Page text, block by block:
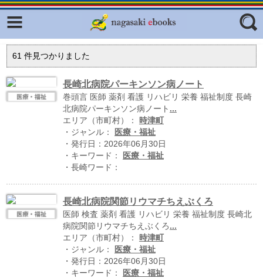
ジャンル
61 件見つかりました
長崎北病院パーキンソン病ノート
巻頭言 医師 薬剤 看護 リハビリ 栄養 福祉制度 長崎
北病院パーキンソン病ノート ...
エリア（市町村）： 時津町
・ジャンル：
医療・福祉
・発行日：2026年06月30日
・キーワード：
医療・福祉
・長崎ワード：
長崎北病院関節リウマチちえぶくろ
医師 検査 薬剤 看護 リハビリ 栄養 福祉制度 長崎北
病院関節リウマチちえぶくろ ...
エリア（市町村）： 時津町
・ジャンル：
医療・福祉
・発行日：2026年06月30日
・キーワード：
医療・福祉
Facebook
ふくいろキラリプロジェクト
ラリー（TOKYO Brochures）
復興応援企画
はじめてご利用される方へ
明治日本の産業革命遺産
長崎と天草地方の潜伏キリシタン
関連遺産
大学・専門学校ナビ
ハイスクールナビ